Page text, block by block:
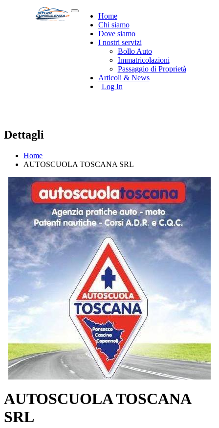
Home
Chi siamo
Dove siamo
I nostri servizi
Bollo Auto
Immatricolazioni
Passaggio di Proprietà
Articoli & News
Log In
Dettagli
Home
AUTOSCUOLA TOSCANA SRL
AUTOSCUOLA TOSCANA
SRL